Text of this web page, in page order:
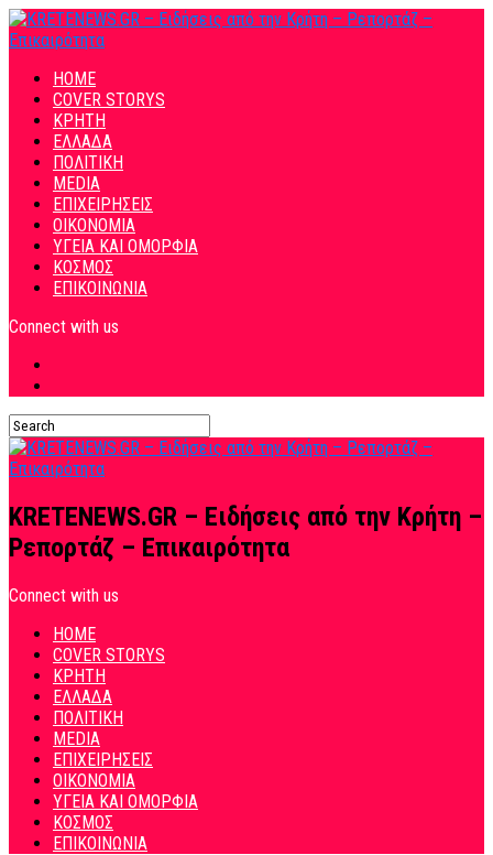
HOME
COVER STORYS
ΚΡΗΤΗ
ΕΛΛΑΔΑ
ΠΟΛΙΤΙΚΗ
MEDIA
ΕΠΙΧΕΙΡΗΣΕΙΣ
ΟΙΚΟΝΟΜΙΑ
ΥΓΕΙΑ ΚΑΙ ΟΜΟΡΦΙΑ
ΚΟΣΜΟΣ
ΕΠΙΚΟΙΝΩΝΙΑ
Connect with us
KRETENEWS.GR – Ειδήσεις από την Κρήτη –
Ρεπορτάζ – Επικαιρότητα
Connect with us
HOME
COVER STORYS
ΚΡΗΤΗ
ΕΛΛΑΔΑ
ΠΟΛΙΤΙΚΗ
MEDIA
ΕΠΙΧΕΙΡΗΣΕΙΣ
ΟΙΚΟΝΟΜΙΑ
ΥΓΕΙΑ ΚΑΙ ΟΜΟΡΦΙΑ
ΚΟΣΜΟΣ
ΕΠΙΚΟΙΝΩΝΙΑ